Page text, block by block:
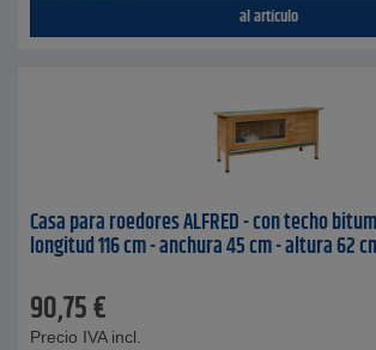
al artículo
Casa para roedores ALFRED - con techo
longitud 116 cm - anchura 45 cm - altura 62
90,75€
Precio IVA incl.